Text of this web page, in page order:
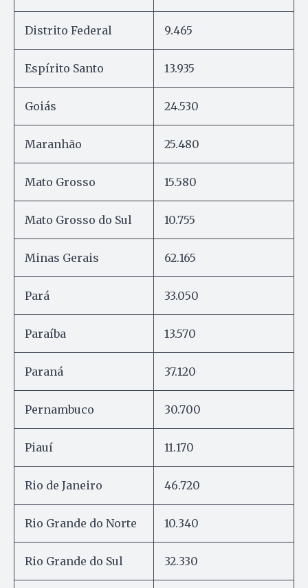
Distrito Federal 9.465
Espírito Santo 13.935
Goiás 24.530
Maranhão 25.480
Mato Grosso 15.580
Mato Grosso do Sul 10.755
Minas Gerais 62.165
Pará 33.050
Paraíba 13.570
Paraná 37.120
Pernambuco 30.700
Piauí 11.170
Rio de Janeiro 46.720
Rio Grande do Norte 10.340
Rio Grande do Sul 32.330